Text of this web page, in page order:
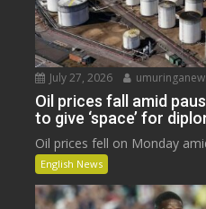
July 27, 2026
Oil prices fall amid
to give ‘space’ for
Oil prices fell on Monday
English News